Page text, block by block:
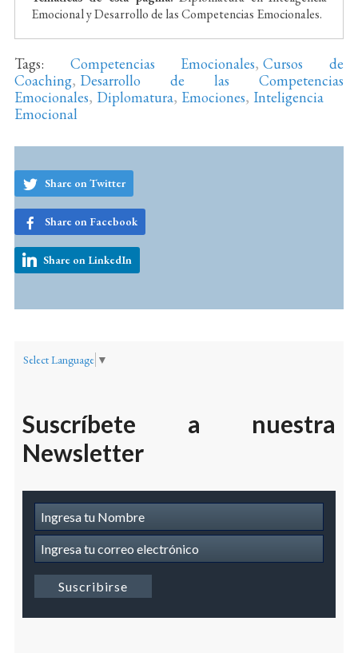
Emocional y Desarrollo de las Competencias Emocionales.
Tags: Competencias Emocionales, Cursos de
Coaching, Desarrollo de las Competencias
Emocionales, Diplomatura, Emociones, Inteligencia
Emocional
Share on Twitter
Share on Facebook
Share on LinkedIn
Select Language ▼
Suscríbete a nuestra
Newsletter
Suscripcion
a
Newsletter
Suscribirse